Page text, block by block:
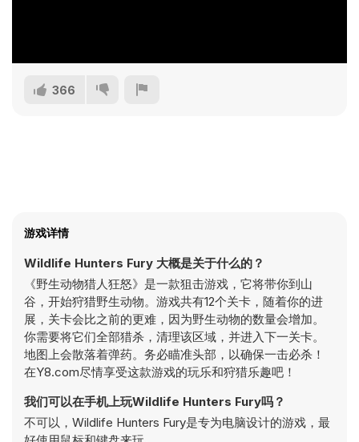
366
游戏详情
Wildlife Hunters Fury 大概是关于什么的？
《野生动物猎人狂怒》是一款狙击游戏，它将带你到山
谷，开始狩猎野生动物。游戏共有12个关卡，随着你的进
展，关卡会比之前的更难，因为野生动物的数量会增加。
你需要将它们全部猎杀，清理该区域，并进入下一关卡。
地图上会散落着弹药。务必瞄准头部，以确保一击必杀！
在Y8.com尽情享受这款游戏的玩乐和狩猎乐趣吧！
我们可以在手机上玩Wildlife Hunters Fury吗？
不可以，Wildlife Hunters Fury是专为电脑设计的游戏，最